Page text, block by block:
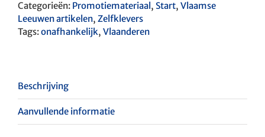
Categorieën: Promotiemateriaal, Start, Vlaamse
Leeuwen artikelen, Zelfklevers
Tags:onafhankelijk, Vlaanderen
Beschrijving
Aanvullende informatie